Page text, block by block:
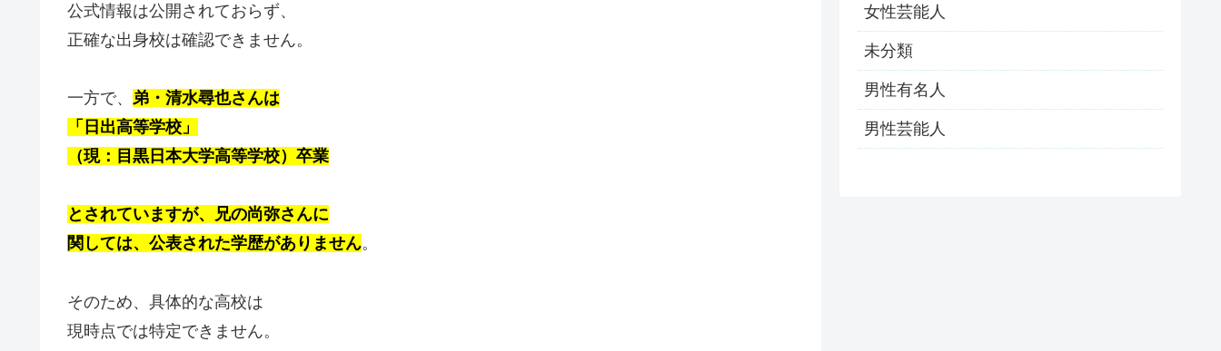
公式情報は公開されておらず、
正確な出身校は確認できません。
一方で、 弟・清水尋也さんは
「日出高等学校」
（現：目黒日本大学高等学校）卒業
とされていますが、兄の尚弥さんに
関しては、公表された学歴がありません。
そのため、具体的な高校は
現時点では特定できません。
女性芸能人
未分類
男性有名人
男性芸能人